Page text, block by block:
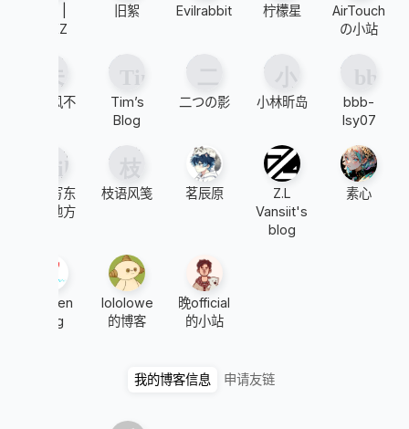
BioEZ
旧絮 Evilrabbit 柠檬星
AirTouch
の小站
未似风不
Tim’s
Blog
二つの影 小林昕岛
bbb-
lsy07
Viki 写东
西的地方
枝语风笺 茗辰原
Z.L
Vansiit's
blog
素心
Saimen
blog
lololowe
的博客
晚official
的小站
我的博客信息 申请友链